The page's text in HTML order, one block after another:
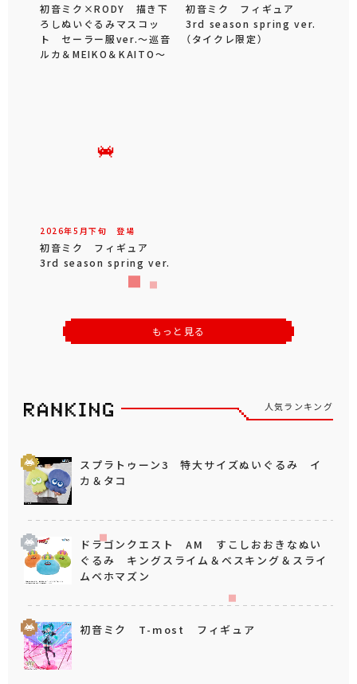
初音ミク×RODY 描き下
ろしぬいぐるみマスコッ
ト セーラー服ver.～巡音
ルカ＆MEIKO＆KAITO～
初音ミク フィギュア
3rd season spring ver.
（タイクレ限定）
2026年5 月下旬 登場
初音ミク フィギュア
3rd season spring ver.
もっと見る
人気ランキング
スプラトゥーン3 特大サイズぬいぐるみ イ
カ＆タコ
ドラゴンクエスト AM すこしおおきなぬい
ぐるみ キングスライム＆ベスキング＆スライ
ムベホマズン
初音ミク T-most フィギュア